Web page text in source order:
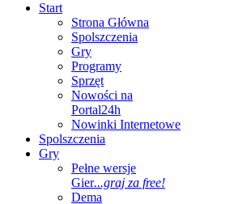
Start
Strona Główna
Spolszczenia
Gry
Programy
Sprzęt
Nowości na
Portal24h
Nowinki Internetowe
Spolszczenia
Gry
Pełne wersje
Gier...graj za free!
Dema